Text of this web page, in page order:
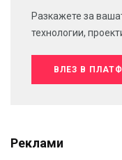
Разкажете за
технологии,
ВЛЕЗ В
Реклами